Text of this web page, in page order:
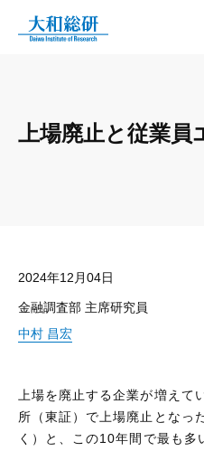
上場廃止と従業員
2024年12月04日
金融調査部 主席研究員
中村 昌宏
上場を廃止する企業が増えて
所（東証）で上場廃止となっ
く）と、この10年間で最も多